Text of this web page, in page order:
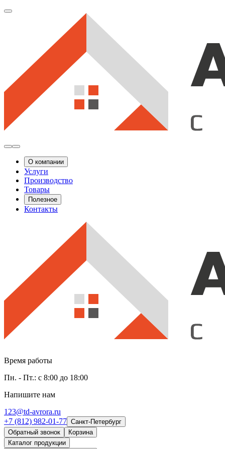
О компании
Услуги
Производство
Товары
Полезное
Контакты
Время работы
Пн. - Пт.: с 8:00 до 18:00
Напишите нам
123@td-avrora.ru
+7 (812) 982-01-77 Санкт-Петербург
Обратный звонок
Корзина
Каталог продукции